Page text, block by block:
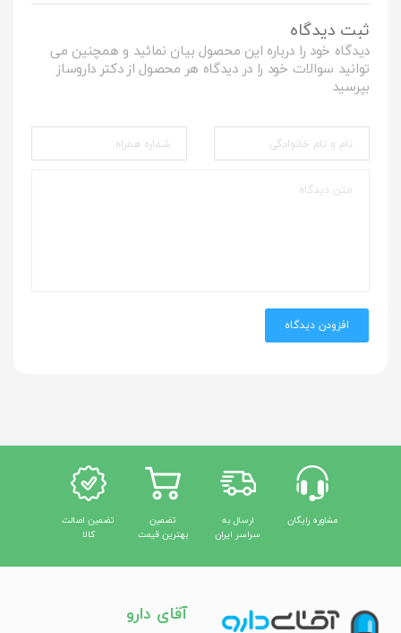
ثبت دیدگاه
دیدگاه خود را درباره این محصول بیان نمائید و همچنین می
توانید سوالات خود را در دیدگاه هر محصول از دکتر داروساز
بپرسید
افزودن دیدگاه
مشاوره رایگان
ارسال به
سراسر ایران
تضمین
بهترین قیمت
تضمین اصالت
کالا
آقای دارو